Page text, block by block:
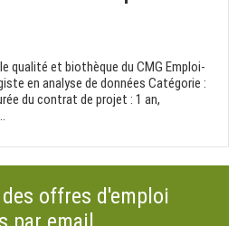
qualité et biothèque du CMG Emploi-
en analyse de données Catégorie :
du contrat de projet : 1 an,
des offres d'emploi